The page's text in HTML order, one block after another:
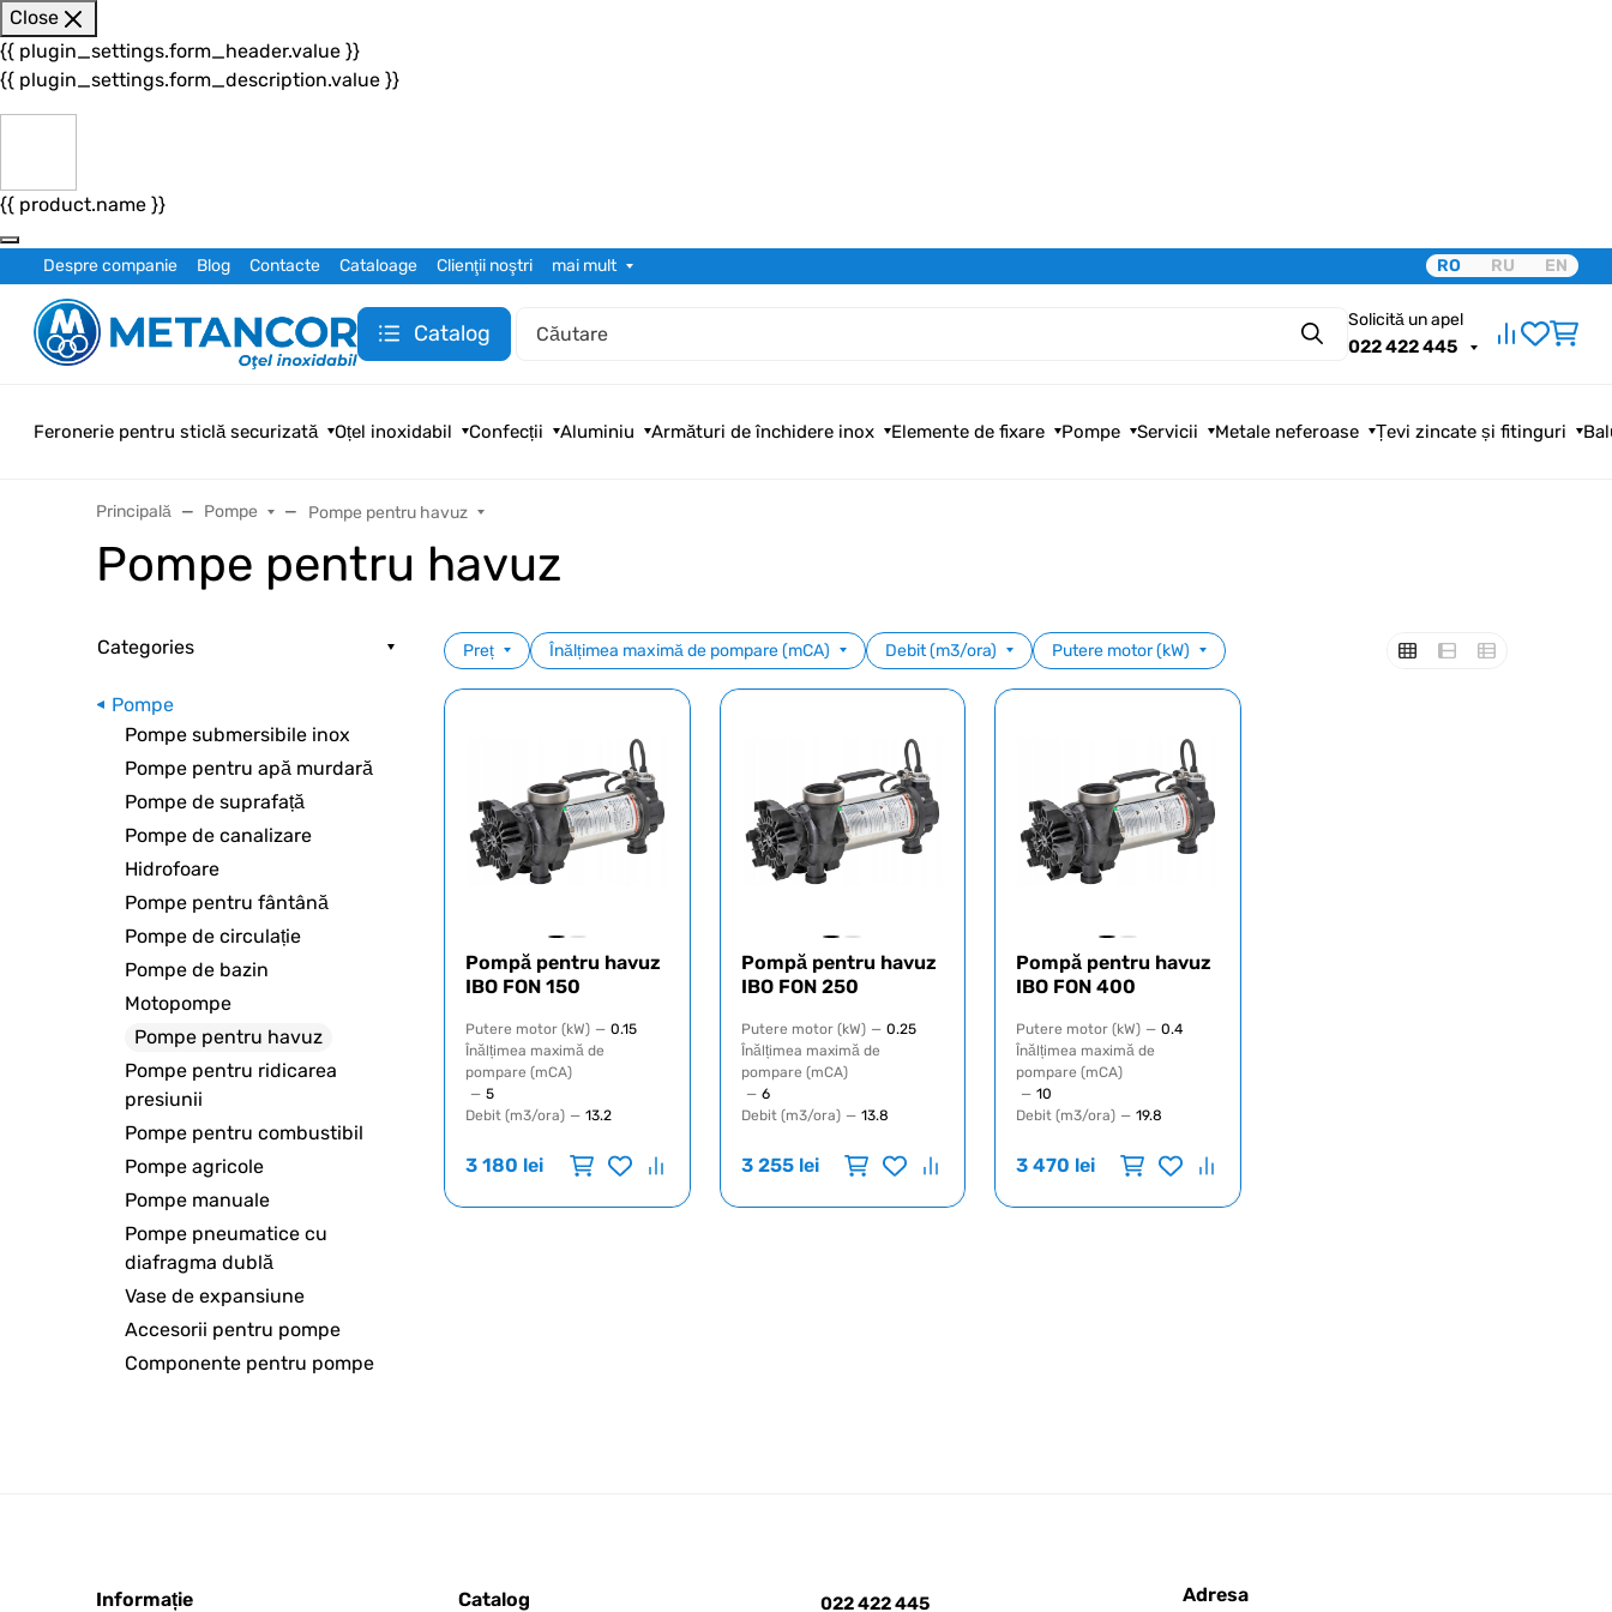
Close
{{ plugin_settings.form_header.value }}
{{ plugin_settings.form_description.value }}
{{ product.name }}
Despre companie Blog Contacte Cataloage Clienţii noştri mai mult RO RU EN
Catalog Căutare
Solicită un apel
022 422 445
Feronerie pentru sticlă securizată Oțel inoxidabil Confecții Aluminiu Armături de închidere inox Elemente de fixare Pompe Servicii Metale neferoase Țevi zincate și fitinguri
Principală Pompe Pompe pentru havuz
Pompe pentru havuz
Categories
Pompe
Pompe submersibile inox
Pompe pentru apă murdară
Pompe de suprafață
Pompe de canalizare
Hidrofoare
Pompe pentru fântână
Pompe de circulație
Pompe de bazin
Motopompe
Pompe pentru havuz
Pompe pentru ridicarea
presiunii
Pompe pentru combustibil
Pompe agricole
Pompe manuale
Pompe pneumatice cu
diafragma dublă
Vase de expansiune
Accesorii pentru pompe
Componente pentru pompe
Preț Înălțimea maximă de pompare (mCA) Debit (m3/ora) Putere motor (kW)
Pompă pentru havuz
IBO FON 150
Putere motor (kW) — 0.15
Înălțimea maximă de
pompare (mCA)
— 5
Debit (m3/ora) — 13.2
3 180 lei
Pompă pentru havuz
IBO FON 250
Putere motor (kW) — 0.25
Înălțimea maximă de
pompare (mCA)
— 6
Debit (m3/ora) — 13.8
3 255 lei
Pompă pentru havuz
IBO FON 400
Putere motor (kW) — 0.4
Înălțimea maximă de
pompare (mCA)
— 10
Debit (m3/ora) — 19.8
3 470 lei
Informație Catalog 022 422 445
Adresa